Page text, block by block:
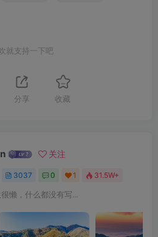
就支持一下吧
分享 收藏
关注
3037 0 1 31.5W+
懒，什么都没有写...